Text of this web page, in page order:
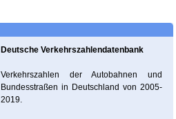
Deutsche Verkehrszahlendatenbank
Verkehrszahlen der Autobahnen und
Bundesstraßen in Deutschland von 2005-
2019.